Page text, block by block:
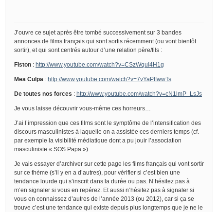
J’ouvre ce sujet après être tombé successivement sur 3 bandes
annonces de films français qui sont sortis récemment (ou vont bientôt
sortir), et qui sont centrés autour d’une relation père/fils :
Fiston : http://www.youtube.com/watch?v=CSzWquI4H1g
Mea Culpa : http://www.youtube.com/watch?v=7vYaPIfwwTs
De toutes nos forces : http://www.youtube.com/watch?v=cN1lmP_LsJs
Je vous laisse découvrir vous-même ces horreurs…
J’ai l’impression que ces films sont le symptôme de l’intensification des
discours masculinistes à laquelle on a assistée ces derniers temps (cf.
par exemple la visibilité médiatique dont a pu jouir l’association
masculiniste « SOS Papa »).
Je vais essayer d’archiver sur cette page les films français qui vont sortir
sur ce thème (s’il y en a d’autres), pour vérifier si c’est bien une
tendance lourde qui s’inscrit dans la durée ou pas. N’hésitez pas à
m’en signaler si vous en repérez. Et aussi n’hésitez pas à signaler si
vous en connaissez d’autres de l’année 2013 (ou 2012), car si ça se
trouve c’est une tendance qui existe depuis plus longtemps que je ne le